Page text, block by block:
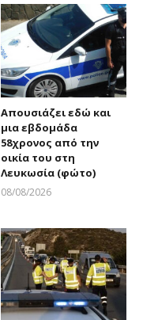
Απουσιάζει εδώ και
μια εβδομάδα
58χρονος από την
οικία του στη
Λευκωσία (φώτο)
08/08/2026